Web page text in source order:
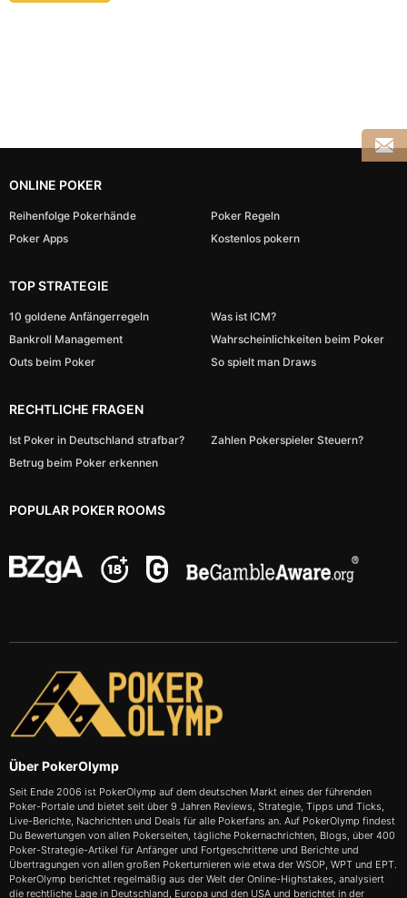
ONLINE POKER
Reihenfolge Pokerhände
Poker Apps
Poker Regeln
Kostenlos pokern
TOP STRATEGIE
10 goldene Anfängerregeln
Bankroll Management
Outs beim Poker
Was ist ICM?
Wahrscheinlichkeiten beim Poker
So spielt man Draws
RECHTLICHE FRAGEN
Ist Poker in Deutschland strafbar?
Betrug beim Poker erkennen
Zahlen Pokerspieler Steuern?
POPULAR POKER ROOMS
Über PokerOlymp
Seit Ende 2006 ist PokerOlymp auf dem deutschen Markt eines der führenden
Poker-Portale und bietet seit über 9 Jahren Reviews, Strategie, Tipps und Ticks,
Live-Berichte, Nachrichten und Deals für alle Pokerfans an. Auf PokerOlymp findest
Du Bewertungen von allen Pokerseiten, tägliche Pokernachrichten, Blogs, über 400
Poker-Strategie-Artikel für Anfänger und Fortgeschrittene und Berichte und
Übertragungen von allen großen Pokerturnieren wie etwa der WSOP, WPT und EPT.
PokerOlymp berichtet regelmäßig aus der Welt der Online-Highstakes, analysiert
die rechtliche Lage in Deutschland, Europa und den USA und berichtet in der